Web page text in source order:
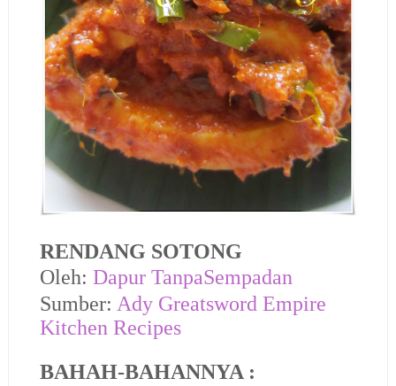
RENDANG SOTONG
Oleh: Dapur TanpaSempadan
Sumber: Ady Greatsword Empire
Kitchen Recipes
BAHAH-BAHANNYA :